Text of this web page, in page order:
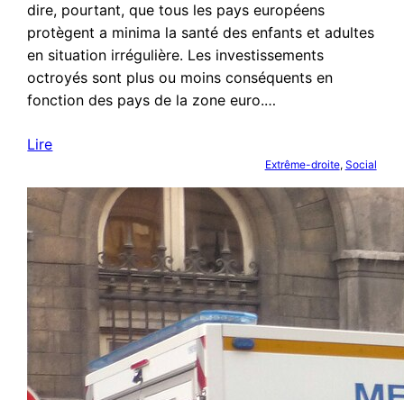
dire, pourtant, que tous les pays européens
protègent a minima la santé des enfants et adultes
en situation irrégulière. Les investissements
octroyés sont plus ou moins conséquents en
fonction des pays de la zone euro.…
Lire
Extrême-droite, Social